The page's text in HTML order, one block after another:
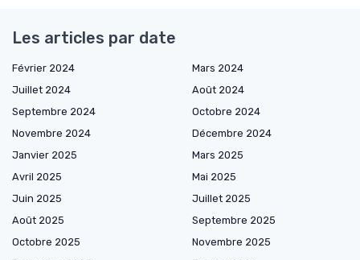
Les articles par date
Février 2024
Mars 2024
Juillet 2024
Août 2024
Septembre 2024
Octobre 2024
Novembre 2024
Décembre 2024
Janvier 2025
Mars 2025
Avril 2025
Mai 2025
Juin 2025
Juillet 2025
Août 2025
Septembre 2025
Octobre 2025
Novembre 2025